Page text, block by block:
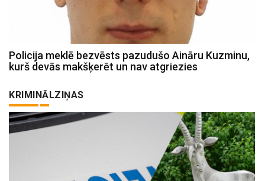
Policija meklē bezvēsts pazudušo Aināru Kuzminu,
kurš devās makšķerēt un nav atgriezies
KRIMINĀLZIŅAS